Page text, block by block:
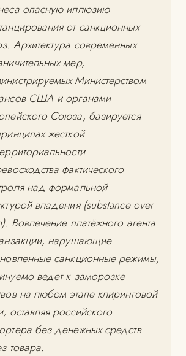
опасную иллюзию
от санкционных
Архитектура современных
мер,
Министерством
США и органами
Союза, базируется
жесткой
фактического
над формальной
владения (substance over
Вовлечение платёжного агента
нарушающие
санкционные режимы,
ведет к заморозке
на любом этапе клиринговой
оставляя российского
без денежных средств
товара.